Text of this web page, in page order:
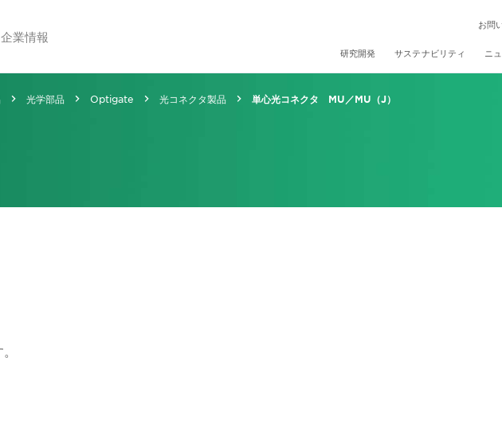
企業情報
お問
研究開発 サステナビリティ ニ
光学部品 Optigate 光コネクタ製品 単心光コネクタ MU／MU（J）